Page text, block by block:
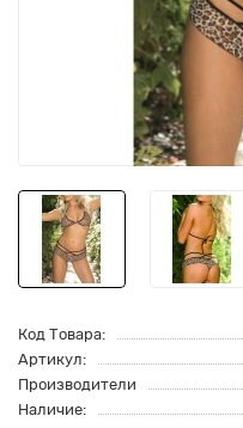
Код Товара:
Артикул:
Производители
Наличие: